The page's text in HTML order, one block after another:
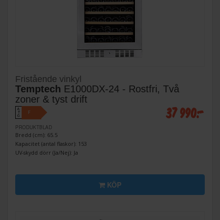
Fristående vinkyl
Temptech E1000DX-24 - Rostfri, Två
zoner & tyst drift
A
↑
G
F
PRODUKTBLAD
Bredd (cm): 65.5
Kapacitet (antal flaskor): 153
UV-skydd dörr (Ja/Nej): Ja
37 990:-
KÖP